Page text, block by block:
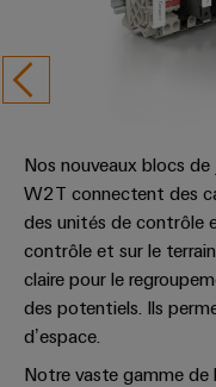
Nos nouveaux blocs
W2T connectent des
des unités de contrôle
contrôle et sur le
claire pour le
des potentiels. Ils
d’espace.
Notre vaste gamme